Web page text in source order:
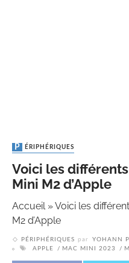
PÉRIPHÉRIQUES
Voici les
Mini M2 d’Apple
Accueil»Voici les
M2 d’Apple
PÉRIPHÉRIQUES par YOHANN
APPLE
MAC MINI 2023